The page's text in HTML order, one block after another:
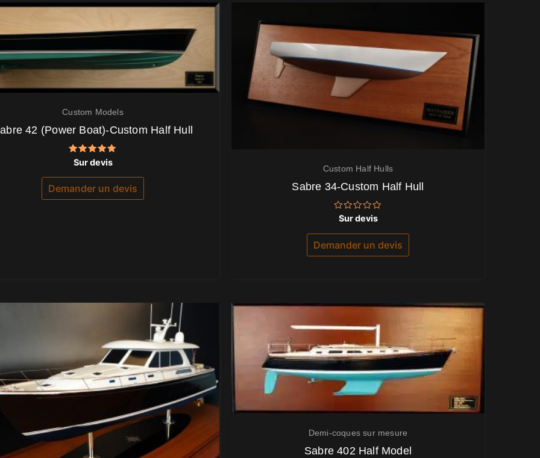
Custom Models
42 (Power Boat)-Custom Half Hull
Note
5.00
sur 5
Sur devis
Demander un devis
Custom Half Hulls
Sabre 34-Custom Half Hull
Note
sur
Sur devis
Demander un devis
Demi-coques sur mesure
Sabre 402 Half Model